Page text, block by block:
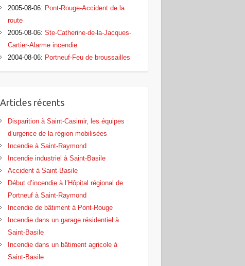
2005-08-06: Pont-Rouge-Accident de la
route
2005-08-06: Ste-Catherine-de-la-Jacques-
Cartier-Alarme incendie
2004-08-06: Portneuf-Feu de broussailles
Articles récents
Disparition à Saint-Casimir, les équipes
d’urgence de la région mobilisées
Incendie à Saint-Raymond
Incendie industriel à Saint-Basile
Accident à Saint-Basile
Début d’incendie à l’Hôpital régional de
Portneuf à Saint-Raymond
Incendie de bâtiment à Pont‑Rouge
Incendie dans un garage résidentiel à
Saint‑Basile
Incendie dans un bâtiment agricole à
Saint‑Basile